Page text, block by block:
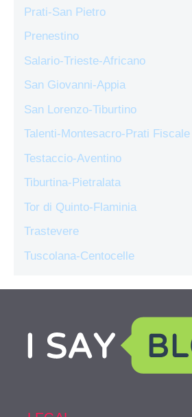
Prati-San Pietro
Prenestino
Salario-Trieste-Africano
San Giovanni-Appia
San Lorenzo-Tiburtino
Talenti-Montesacro-Prati Fiscale
Testaccio-Aventino
Tiburtina-Pietralata
Tor di Quinto-Flaminia
Trastevere
Tuscolana-Centocelle